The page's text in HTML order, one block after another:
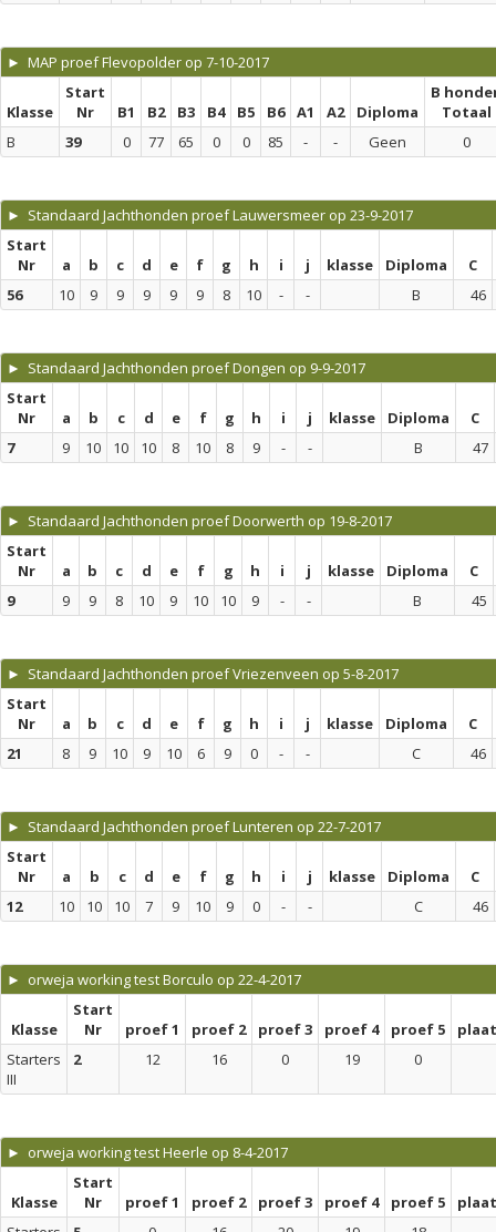
► MAP proef Flevopolder op 7-10-2017
Klasse
Start
Nr
B1 B2 B3 B4 B5 B6 A1 A2 Diploma
B
Totaal
B
39 0 77 65 0 0 85 - - Geen 0
► Standaard Jachthonden proef Lauwersmeer op 23-9-2017
Start
Nr
a b c d e f g h i j klasse Diploma
C
56
10 9 9 9 9 9 8 10 - - B 46
► Standaard Jachthonden proef Dongen op 9-9-2017
Start
Nr
a b c d e f g h i j klasse Diploma
C
7
9 10 10 10 8 10 8 9 - - B 47
► Standaard Jachthonden proef Doorwerth op 19-8-2017
Start
Nr
a b c d e f g h i j klasse Diploma
C
9
9 9 8 10 9 10 10 9 - - B 45
► Standaard Jachthonden proef Vriezenveen op 5-8-2017
Start
Nr
a b c d e f g h i j klasse Diploma
C
21
8 9 10 9 10 6 9 0 - - C 46
► Standaard Jachthonden proef Lunteren op 22-7-2017
Start
Nr
a b c d e f g h i j klasse Diploma
C
12
10 10 10 7 9 10 9 0 - - C 46
► orweja working test Borculo op 22-4-2017
Klasse
Start
Nr
proef 1 proef 2 proef 3 proef 4 proef 5
Starters
III
2 12 16 0 19 0
► orweja working test Heerle op 8-4-2017
Klasse
Start
Nr
proef 1 proef 2 proef 3 proef 4 proef 5